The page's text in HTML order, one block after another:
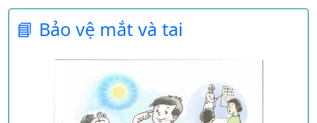
Mủi là cơ quan khứu giác để
các mùi hương của hoa v.v..
ta biết được, mặn, ngọt, chua, cay, đắng
📘 Bảo vệ mắt và tai